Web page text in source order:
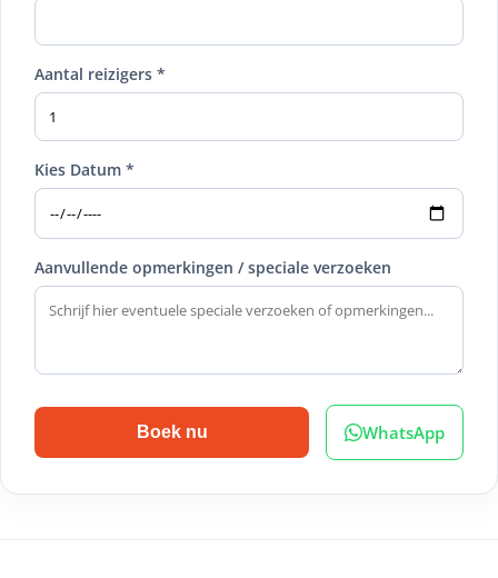
Aantal reizigers *
Kies Datum *
Aanvullende opmerkingen / speciale verzoeken
Boek nu WhatsApp